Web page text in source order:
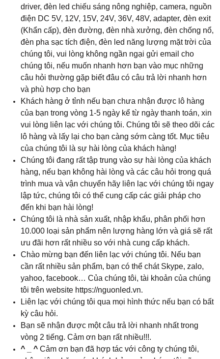
driver, đèn led chiếu sáng nông nghiệp, camera, nguồn
điện DC 5V, 12V, 15V, 24V, 36V, 48V, adapter, đèn exit
(Khẩn cấp), đèn đường, đèn nhà xưởng, đèn chống nổ,
đèn pha sạc tích điện, đèn led năng lượng mặt trời của
chúng tôi, vui lòng không ngần ngại gửi email cho
chúng tôi, nếu muốn nhanh hơn bạn vào mục những
câu hỏi thường gặp biết đâu có câu trả lời nhanh hơn
và phù hợp cho bạn
Khách hàng ở tỉnh nếu bạn chưa nhận được lô hàng
của bạn trong vòng 1-5 ngày kể từ ngày thanh toán, xin
vui lòng liên lạc với chúng tôi. Chúng tôi sẽ theo dõi các
lô hàng và lấy lại cho bạn càng sớm càng tốt. Mục tiêu
của chúng tôi là sự hài lòng của khách hàng!
Chúng tôi đang rất tập trung vào sự hài lòng của khách
hàng, nếu bạn không hài lòng và các câu hỏi trong quá
trình mua và vận chuyển hãy liên lạc với chúng tôi ngay
lập tức, chúng tôi có thể cung cấp các giải pháp cho
đến khi bạn hài lòng!
Chúng tôi là nhà sản xuất, nhập khẩu, phân phối hơn
10.000 loại sản phẩm nên lượng hàng lớn và giá sẽ rất
ưu đãi hơn rất nhiều so với nhà cung cấp khách.
Chào mừng bạn đến liên lạc với chúng tôi. Nếu bạn
cần rất nhiều sản phẩm, bạn có thể chát Skype, zalo,
yahoo, facebook… Của chúng tôi, tài khoản của chúng
tôi trên website https://nguonled.vn.
Liên lạc với chúng tôi qua mọi hình thức nếu bạn có bất
kỳ câu hỏi.
Bạn sẽ nhận được một câu trả lời nhanh nhất trong
vòng 2 tiếng. Cảm ơn bạn rất nhiều!!!.
^ _ ^ Cảm ơn bạn đã hợp tác với công ty chúng tôi,